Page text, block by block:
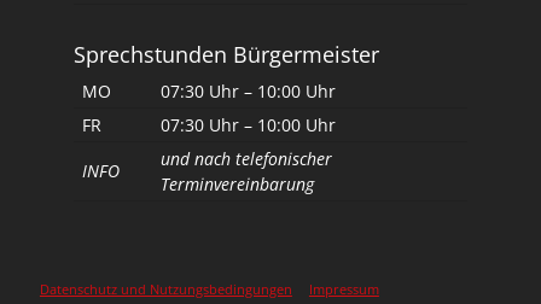
Sprechstunden Bürgermeister
MO
07:30 Uhr – 10:00 Uhr
FR
07:30 Uhr – 10:00 Uhr
INFO
und nach telefonischer
Terminvereinbarung
Datenschutz und Nutzungsbedingungen Impressum